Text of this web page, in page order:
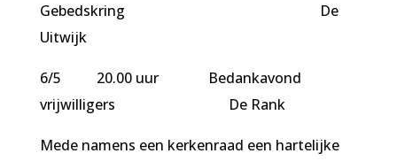
Gebedskring De
Uitwijk
6/5 20.00 uur Bedankavond
vrijwilligers De Rank
Mede namens een kerkenraad een hartelijke